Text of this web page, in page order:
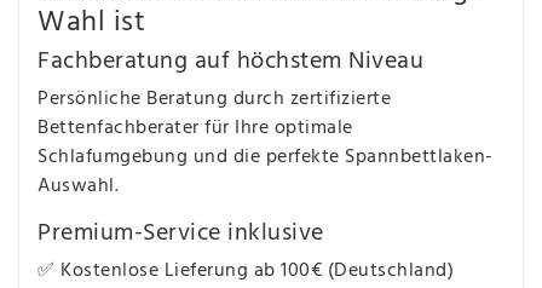
Wahl ist
Fachberatung auf höchstem Niveau
Persönliche Beratung durch zertifizierte
Bettenfachberater für Ihre optimale
Schlafumgebung und die perfekte Spannbettlaken-
Auswahl.
Premium-Service inklusive
✅ Kostenlose Lieferung ab 100€ (Deutschland)